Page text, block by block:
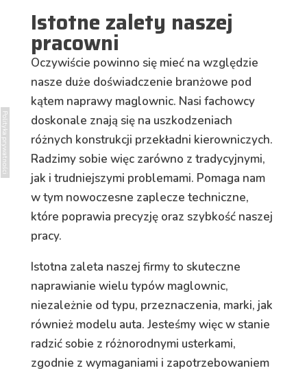
Istotne zalety naszej
pracowni
Oczywiście powinno się mieć na względzie
nasze duże doświadczenie branżowe pod
kątem naprawy maglownic. Nasi fachowcy
doskonale znają się na uszkodzeniach
różnych konstrukcji przekładni kierowniczych.
Radzimy sobie więc zarówno z tradycyjnymi,
jak i trudniejszymi problemami. Pomaga nam
w tym nowoczesne zaplecze techniczne,
które poprawia precyzję oraz szybkość naszej
pracy.
Istotna zaleta naszej firmy to skuteczne
naprawianie wielu typów maglownic,
niezależnie od typu, przeznaczenia, marki, jak
równieżmodelu auta. Jesteśmy więc w stanie
radzić sobie z różnorodnymi usterkami,
zgodnie z wymaganiami i zapotrzebowaniem
Polityka prywatności